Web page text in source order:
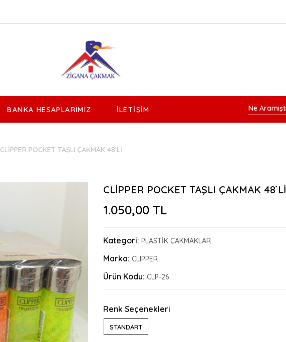
BANKA HESAPLARIMIZ İLETIŞIM
CLİPPER POCKET TAŞLI ÇAKMAK 48`Lİ
CLİPPER POCKET TAŞLI ÇAKMAK 48`Lİ
1.050,00 TL
Kategori: PLASTİK ÇAKMAKLAR
Marka: CLIPPER
Ürün Kodu: CLP-26
Renk Seçenekleri
STANDART